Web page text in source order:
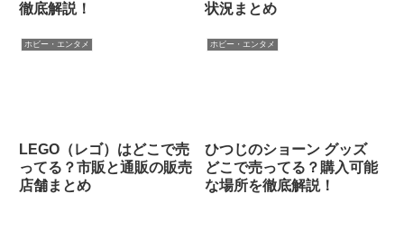
徹底解説！
状況まとめ
ホビー・エンタメ
LEGO（レゴ）はどこで売
ってる？市販と通販の販売
店舗まとめ
ホビー・エンタメ
ひつじのショーン グッズ
どこで売ってる？購入可能
な場所を徹底解説！